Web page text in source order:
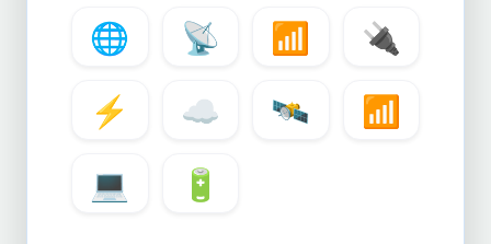
🌐 📡 📶
🔌
⚡
☁️ 🛰️
📶
💻
🔋